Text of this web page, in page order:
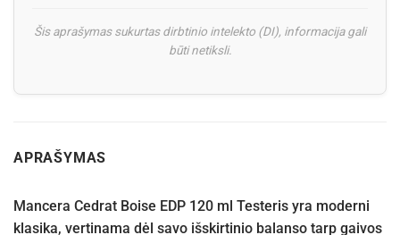
Šis aprašymas sukurtas dirbtinio intelekto (DI), informacija gali
būti netiksli.
APRAŠYMAS
Mancera Cedrat Boise EDP 120 ml Testeris yra moderni
klasika, vertinama dėl savo išskirtinio balanso tarp gaivos